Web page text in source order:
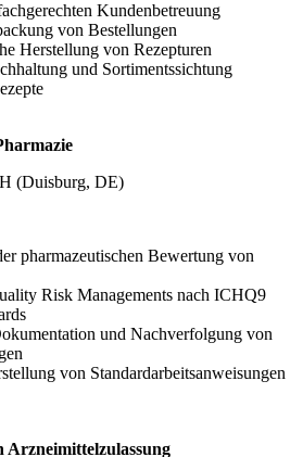
Kundenbetreuung
von Bestellungen
Herstellung von Rezepturen
und Sortimentssichtung
(Duisburg, DE)
pharmazeutischen Bewertung von
Risk Managements nach ICHQ9
und Nachverfolgung von
von Standardarbeitsanweisungen
Arzneimittelzulassung